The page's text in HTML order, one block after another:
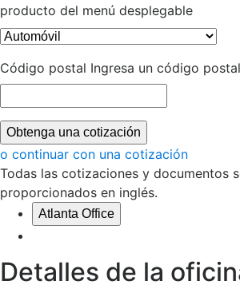
producto del menú desplegable
Código postal Ingresa un código
Obtenga una cotización
o continuar con una cotización
Todas las cotizaciones y documentos
proporcionados en inglés.
Atlanta Office
Detalles de la